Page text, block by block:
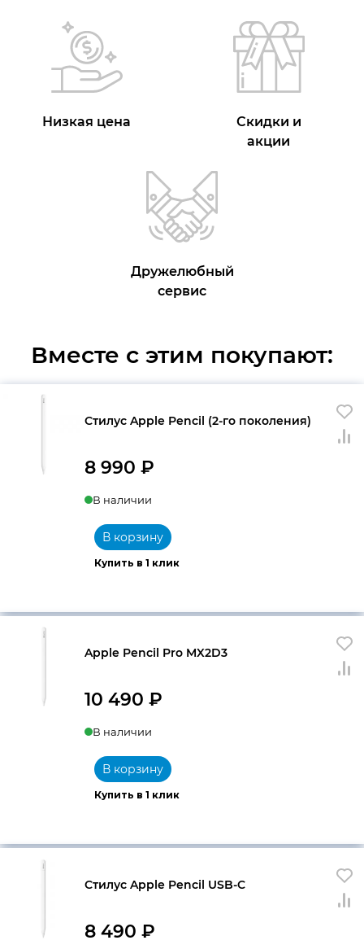
Низкая цена
Скидки и
акции
Дружелюбный
сервис
Вместе с этим покупают:
Стилус Apple Pencil (2-го поколения)
8 990 ₽
В наличии
Купить в 1 клик
В корзину
Apple Pencil Pro MX2D3
10 490 ₽
В наличии
Купить в 1 клик
В корзину
Стилус Apple Pencil USB-C
8 490 ₽